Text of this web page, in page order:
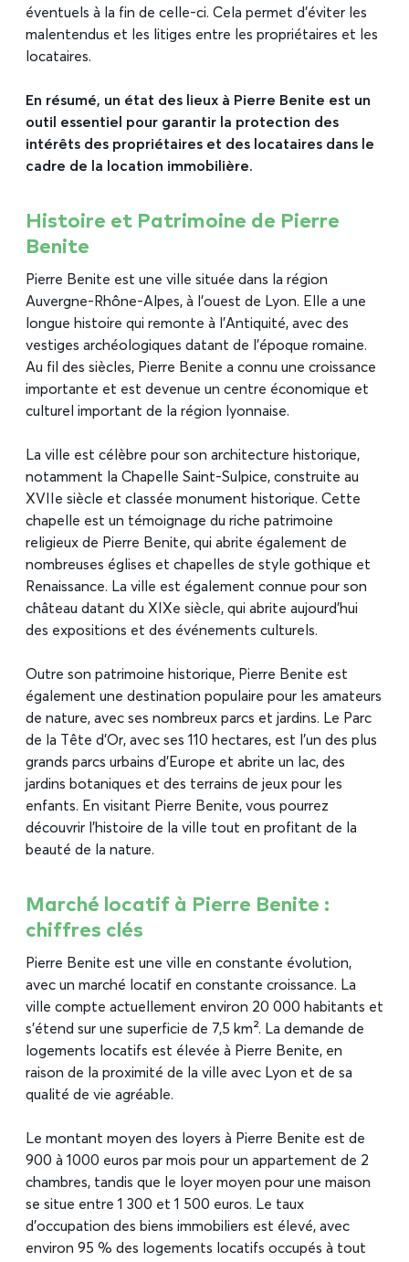
éventuels à la fin de celle-ci. Cela permet d’éviter les
malentendus et les litiges entre les propriétaires et les
locataires.
En résumé, un état des lieux à Pierre Benite est un
outil essentiel pour garantir la protection des
intérêts des propriétaires et des locataires dans le
cadre de la location immobilière.
Histoire et Patrimoine de Pierre
Benite
Pierre Benite est une ville située dans la région
Auvergne-Rhône-Alpes, à l’ouest de Lyon. Elle a une
longue histoire qui remonte à l’Antiquité, avec des
vestiges archéologiques datant de l’époque romaine.
Au fil des siècles, Pierre Benite a connu une croissance
importante et est devenue un centre économique et
culturel important de la région lyonnaise.
La ville est célèbre pour son architecture historique,
notamment la Chapelle Saint-Sulpice, construite au
XVIIe siècle et classée monument historique. Cette
chapelle est un témoignage du riche patrimoine
religieux de Pierre Benite, qui abrite également de
nombreuses églises et chapelles de style gothique et
Renaissance. La ville est également connue pour son
château datant du XIXe siècle, qui abrite aujourd’hui
des expositions et des événements culturels.
Outre son patrimoine historique, Pierre Benite est
également une destination populaire pour les amateurs
de nature, avec ses nombreux parcs et jardins. Le Parc
de la Tête d’Or, avec ses 110 hectares, est l’un des plus
grands parcs urbains d’Europe et abrite un lac, des
jardins botaniques et des terrains de jeux pour les
enfants. En visitant Pierre Benite, vous pourrez
découvrir l’histoire de la ville tout en profitant de la
beauté de la nature.
Marché locatif à Pierre Benite :
chiffres clés
Pierre Benite est une ville en constante évolution,
avec un marché locatif en constante croissance. La
ville compte actuellement environ 20 000 habitants et
s’étend sur une superficie de 7,5 km². La demande de
logements locatifs est élevée à Pierre Benite, en
raison de la proximité de la ville avec Lyon et de sa
qualité de vie agréable.
Le montant moyen des loyers à Pierre Benite est de
900 à 1000 euros par mois pour un appartement de 2
chambres, tandis que le loyer moyen pour une maison
se situe entre 1 300 et 1 500 euros. Le taux
d’occupation des biens immobiliers est élevé, avec
environ 95 % des logements locatifs occupés à tout